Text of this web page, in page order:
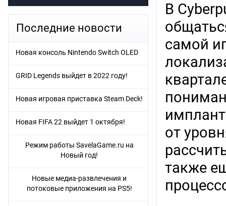
В
самой
от
также
Последние новости
Новая консоль Nintendo Switch OLED
GRID Legends выйдет в 2022 году!
Новая игровая приставка Steam Deck!
Новая FIFA 22 выйдет 1 октября!
Режим работы SavelaGame.ru на
Новый год!
Новые медиа-развлечения и
потоковые приложения на PS5!